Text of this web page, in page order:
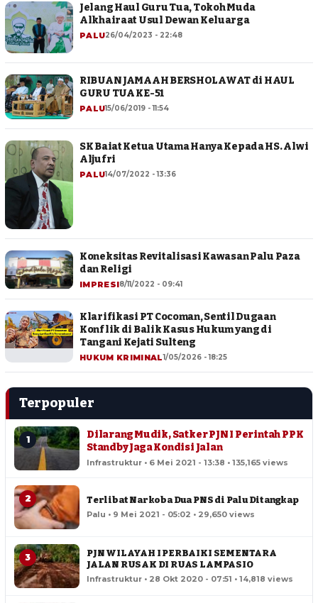
Jelang Haul Guru Tua, Tokoh Muda
Alkhairaat Usul Dewan Keluarga
PALU26/04/2023 - 22:48
RIBUAN JAMAAH BERSHOLAWAT di HAUL
GURU TUA KE-51
PALU15/06/2019 - 11:54
SK Baiat Ketua Utama Hanya Kepada HS. Alwi
Aljufri
PALU14/07/2022 - 13:36
Koneksitas Revitalisasi Kawasan Palu Paza
dan Religi
IMPRESI8/11/2022 - 09:41
Klarifikasi PT Cocoman, Sentil Dugaan
Konflik di Balik Kasus Hukum yang di
Tangani Kejati Sulteng
HUKUM KRIMINAL1/05/2026 - 18:25
Terpopuler
1
Dilarang Mudik, Satker PJN I Perintah PPK
Standby Jaga Kondisi Jalan
Infrastruktur • 6 Mei 2021 - 13:38 • 135,165 views
2 Terlibat Narkoba Dua PNS di Palu Ditangkap
Palu • 9 Mei 2021 - 05:02 • 29,650 views
3
PJN WILAYAH I PERBAIKI SEMENTARA
JALAN RUSAK DI RUAS LAMPASIO
Infrastruktur • 28 Okt 2020 - 07:51 • 14,818 views